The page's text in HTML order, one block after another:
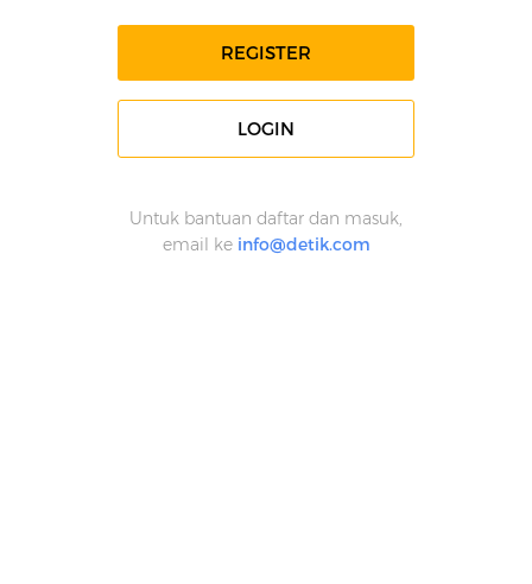
REGISTER
LOGIN
Untuk bantuan daftar dan masuk,
email ke info@detik.com